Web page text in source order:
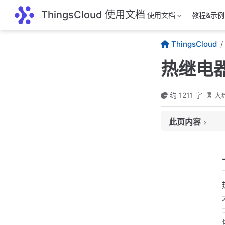
跳至主要內容ThingsCloud 使用文档 使用文档 教程&示例
ThingsCloud
热继电
约 1211 字 大
此页内容
1. 双金属片式
2. 热敏电阻式